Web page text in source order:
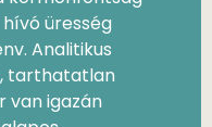
üresség
Analitikus
tarthatatlan
van igazán